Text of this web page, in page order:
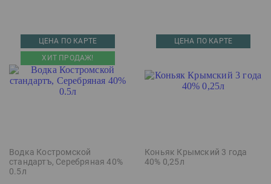
ЦЕНА ПО КАРТЕ
ХИТ ПРОДАЖ!
Водка Костромской
стандартъ, Серебряная 40%
0.5л
ЦЕНА ПО КАРТЕ
Коньяк Крымский 3 года
40% 0,25л